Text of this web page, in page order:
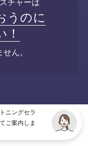
うのに
ん。
ニングセラ
ご案内しま